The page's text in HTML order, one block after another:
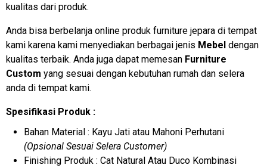
kualitas dari produk.
Anda bisa berbelanja online produk furniture jepara di tempat
kami karena kami menyediakan berbagai jenis Mebel dengan
kualitas terbaik. Anda juga dapat memesan Furniture
Custom yang sesuai dengan kebutuhan rumah dan selera
anda di tempat kami.
Spesifikasi Produk :
Bahan Material : Kayu Jati atau Mahoni Perhutani
(Opsional Sesuai Selera Customer)
Finishing Produk : Cat Natural Atau Duco Kombinasi